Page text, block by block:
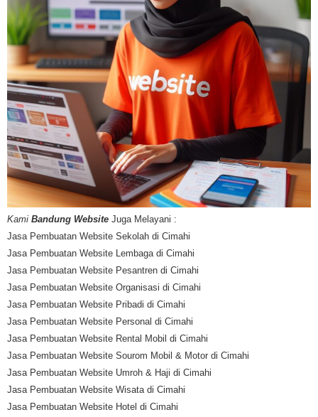
Kami Bandung Website Juga Melayani :
Jasa Pembuatan Website Sekolah di Cimahi
Jasa Pembuatan Website Lembaga di Cimahi
Jasa Pembuatan Website Pesantren di Cimahi
Jasa Pembuatan Website Organisasi di Cimahi
Jasa Pembuatan Website Pribadi di Cimahi
Jasa Pembuatan Website Personal di Cimahi
Jasa Pembuatan Website Rental Mobil di Cimahi
Jasa Pembuatan Website Sourom Mobil & Motor di Cimahi
Jasa Pembuatan Website Umroh & Haji di Cimahi
Jasa Pembuatan Website Wisata di Cimahi
Jasa Pembuatan Website Hotel di Cimahi